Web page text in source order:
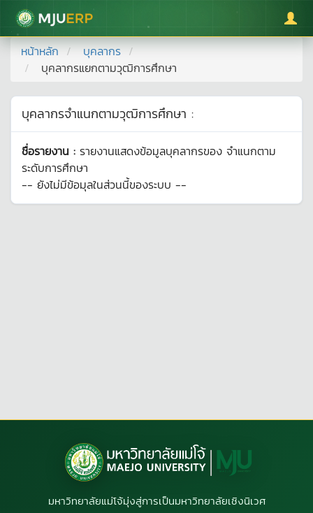
มหาวิทยาลัยแม่โจ้
หน้าหลัก
บุคลากร
บุคลากรแยกตามวุฒิการศึกษา
บุคลากรจำแนกตามวุฒิการศึกษา :
ชื่อรายงาน : รายงานแสดงข้อมูลบุคลากรของ จำแนกตาม
ระดับการศึกษา
-- ยังไม่มีข้อมุลในส่วนนี้ของระบบ --
มหาวิทยาลัยแม่โจ้มุ่งสู่การเป็นมหาวิทยาลัยเชิงนิเวศ